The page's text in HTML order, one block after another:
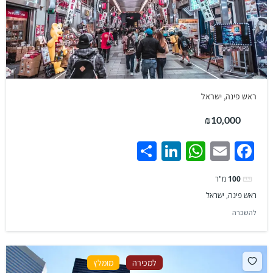
ראש פינה, ישראל
₪10,000
Facebook
Email
WhatsApp
LinkedIn
Share
100מ"ר
ראש פינה, ישראל
להשכרה
למכירה מומלץ